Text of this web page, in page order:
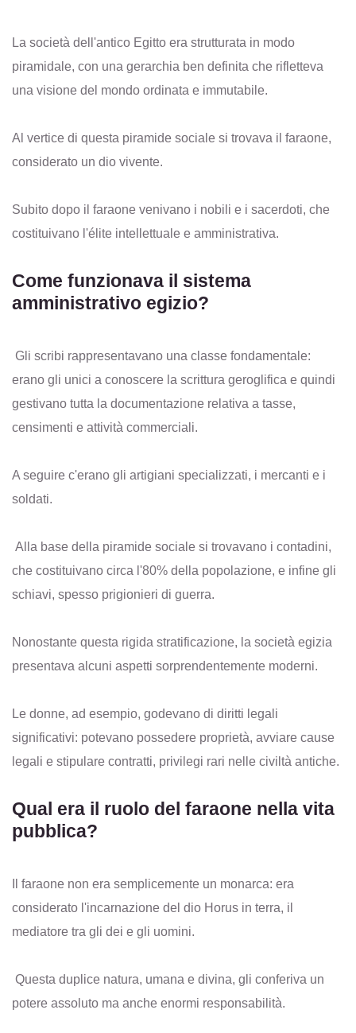
La società dell'antico Egitto era strutturata in modo
piramidale, con una gerarchia ben definita che rifletteva
una visione del mondo ordinata e immutabile.
Al vertice di questa piramide sociale si trovava il faraone,
considerato un dio vivente.
Subito dopo il faraone venivano i nobili e i sacerdoti, che
costituivano l'élite intellettuale e amministrativa.
Come funzionava il sistema
amministrativo egizio?
Gli scribi rappresentavano una classe fondamentale:
erano gli unici a conoscere la scrittura geroglifica e quindi
gestivano tutta la documentazione relativa a tasse,
censimenti e attività commerciali.
A seguire c'erano gli artigiani specializzati, i mercanti e i
soldati.
Alla base della piramide sociale si trovavano i contadini,
che costituivano circa l'80% della popolazione, e infine gli
schiavi, spesso prigionieri di guerra.
Nonostante questa rigida stratificazione, la società egizia
presentava alcuni aspetti sorprendentemente moderni.
Le donne, ad esempio, godevano di diritti legali
significativi: potevano possedere proprietà, avviare cause
legali e stipulare contratti, privilegi rari nelle civiltà antiche.
Qual era il ruolo del faraone nella vita
pubblica?
Il faraone non era semplicemente un monarca: era
considerato l'incarnazione del dio Horus in terra, il
mediatore tra gli dei e gli uomini.
Questa duplice natura, umana e divina, gli conferiva un
potere assoluto ma anche enormi responsabilità.